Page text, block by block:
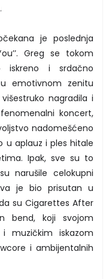
je poslednja
Greg se tokom
i srdačno
emotivnom zenitu
nagradila i
koncert,
nadomešćeno
u aplauz i ples hitale
Ipak, sve su to
narušile celokupni
je bio prisutan u
su Cigarettes After
bend, koji svojom
muzičkim iskazom
i ambijentalnih